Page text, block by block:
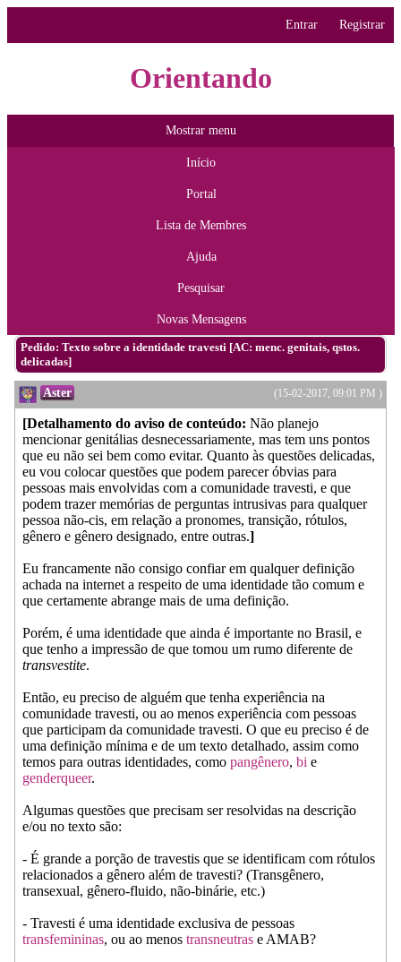
Entrar Registrar
Orientando
Mostrar menu
Início
Portal
Lista de Membres
Ajuda
Pesquisar
Novas Mensagens
Pedido: Texto sobre a identidade travesti [AC: menc. genitais, qstos.
delicadas]
(15-02-2017, 09:01 PM )
Aster
[Detalhamento do aviso de conteúdo: Não planejo
mencionar genitálias desnecessariamente, mas tem uns pontos
que eu não sei bem como evitar. Quanto às questões delicadas,
eu vou colocar questões que podem parecer óbvias para
pessoas mais envolvidas com a comunidade travesti, e que
podem trazer memórias de perguntas intrusivas para qualquer
pessoa não-cis, em relação a pronomes, transição, rótulos,
gênero e gênero designado, entre outras.]
Eu francamente não consigo confiar em qualquer definição
achada na internet a respeito de uma identidade tão comum e
que certamente abrange mais de uma definição.
Porém, é uma identidade que ainda é importante no Brasil, e
que tenho a impressão de que tomou um rumo diferente de
transvestite.
Então, eu preciso de alguém que tenha experiência na
comunidade travesti, ou ao menos experiência com pessoas
que participam da comunidade travesti. O que eu preciso é de
uma definição mínima e de um texto detalhado, assim como
temos para outras identidades, como pangênero, bi e
genderqueer.
Algumas questões que precisam ser resolvidas na descrição
e/ou no texto são:
- É grande a porção de travestis que se identificam com rótulos
relacionados a gênero além de travesti? (Transgênero,
transexual, gênero-fluido, não-binárie, etc.)
- Travesti é uma identidade exclusiva de pessoas
transfemininas, ou ao menos transneutras e AMAB?